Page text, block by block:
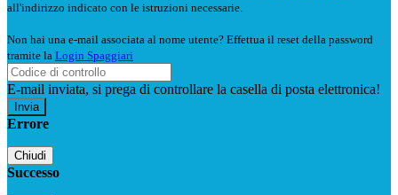
all'indirizzo indicato con le istruzioni necessarie.
Non hai una e-mail associata al nome utente? Effettua il reset della password
tramite la Login Spaggiari
E-mail inviata, si prega di controllare la casella di posta elettronica!
Errore
Chiudi
Successo